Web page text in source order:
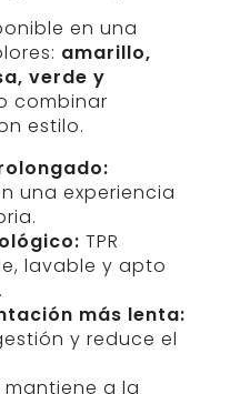
en una
amarillo,
verde y
combinar
estilo.
una experiencia
TPR
lavable y apto
más lenta:
y reduce el
mantiene a la